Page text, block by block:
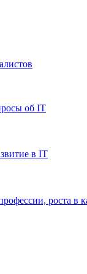
об IT
в IT
роста в